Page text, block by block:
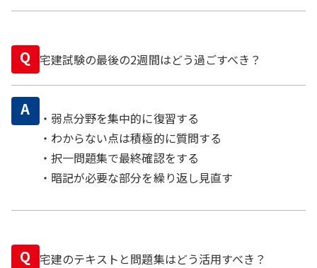
Q 宅建試験の最後の2週間はどう過ごすべき？
A
・弱点分野を集中的に復習する
・わからない点は積極的に質問する
・択一問題集で最終確認をする
・暗記が必要な部分を繰り返し見直す
Q 宅建のテキストと問題集はどう活用すべき？